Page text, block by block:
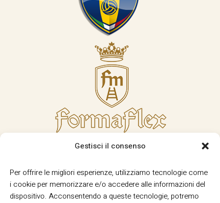
Gestisci il consenso
Per offrire le migliori esperienze, utilizziamo tecnologie come
i cookie per memorizzare e/o accedere alle informazioni del
dispositivo. Acconsentendo a queste tecnologie, potremo